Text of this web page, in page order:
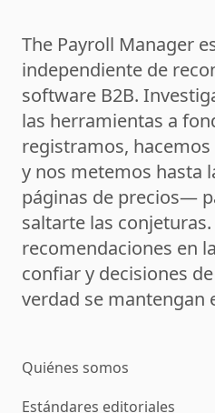
The Payroll Manager
independiente de
software B2B.
las herramientas a
registramos,
y nos metemos hasta
páginas de precios—
saltarte las
recomendaciones en
confiar y decisiones
verdad se mantengan
Quiénes somos
Estándares editoriales